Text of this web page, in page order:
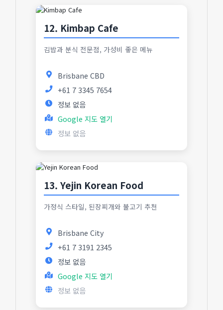
12. Kimbap Cafe
김밥과 분식 전문점, 가성비 좋은 메뉴
Brisbane CBD
+61 7 3345 7654
정보 없음
Google 지도 열기
정보 없음
13. Yejin Korean Food
가정식 스타일, 된장찌개와 불고기 추천
Brisbane City
+61 7 3191 2345
정보 없음
Google 지도 열기
정보 없음